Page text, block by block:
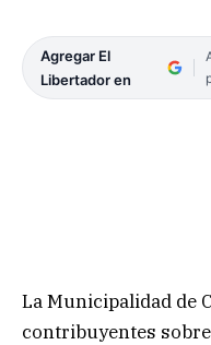
Agregar El
Libertador en
La Municipalidad de
contribuyentes